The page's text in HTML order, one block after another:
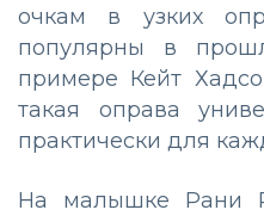
очкам в узких
популярны в
примере Кейт
такая оправа
практически для
На малышке Рани